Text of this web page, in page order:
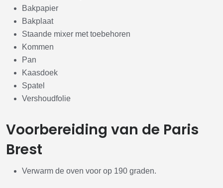
Bakpapier
Bakplaat
Staande mixer met toebehoren
Kommen
Pan
Kaasdoek
Spatel
Vershoudfolie
Voorbereiding van de Paris
Brest
Verwarm de oven voor op 190 graden.